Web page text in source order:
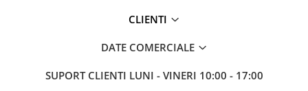
CLIENTI
DATE COMERCIALE
SUPORT CLIENTI LUNI - VINERI 10:00 - 17:00